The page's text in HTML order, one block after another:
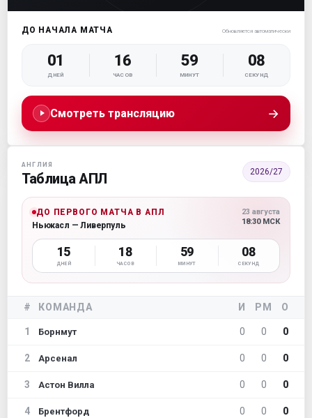
ДО НАЧАЛА МАТЧА Обновляется автоматически
01
ДНЕЙ
16
ЧАСОВ
59
МИНУТ
07
СЕКУНД
Смотреть трансляцию →
АНГЛИЯ
Таблица АПЛ 2026/27
ДО ПЕРВОГО МАТЧА В АПЛ
Ньюкасл — Ливерпуль
23 августа
18:30 МСК
15
ДНЕЙ
18
ЧАСОВ
59
МИНУТ
07
СЕКУНД
# КОМАНДА И РМ О
1 Борнмут 0 0 0
2 Арсенал 0 0 0
3 Астон Вилла 0 0 0
4 Брентфорд 0 0 0